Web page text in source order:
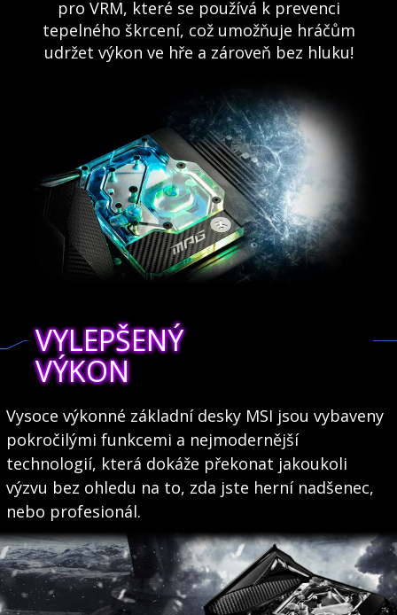
pro VRM, které se používá k prevenci
tepelného škrcení, což umožňuje hráčům
udržet výkon ve hře a zároveň bez hluku!
VYLEPŠENÝ
VÝKON
Vysoce výkonné základní desky MSI jsou vybaveny
pokročilými funkcemi a nejmodernější
technologií, která dokáže překonat jakoukoli
výzvu bez ohledu na to, zda jste herní nadšenec,
nebo profesionál.